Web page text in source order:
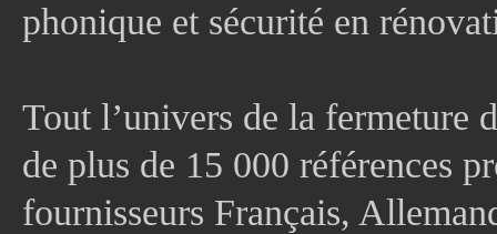
phonique et sécurité en
Tout l’univers de la fermeture
de plus de 15 000 références
fournisseurs Français,